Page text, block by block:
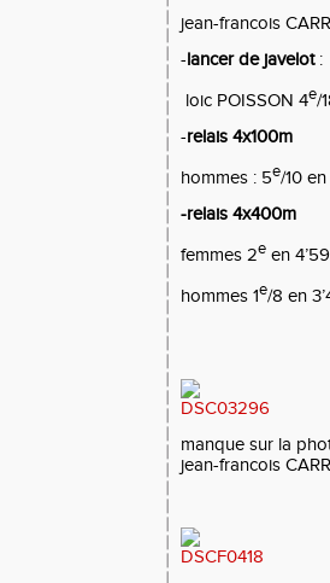
jean-francois
-lancer de javelot:
loic POISSON 4e/
-relais 4x100m
hommes : 5e/10
-relais 4x400m
femmes 2e en
hommes 1e/8 en
manque sur la
jean-francois